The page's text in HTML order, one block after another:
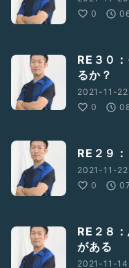
0
RE３０
るか？
2021-11-
0
RE２９
2021-11-
0
RE２８
がある
2021-11-